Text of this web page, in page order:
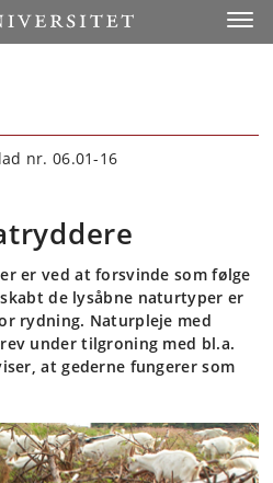
nr. 06.01-16
er ved at forsvinde som følge
de lysåbne naturtyper er
rydning. Naturpleje med
under tilgroning med bl.a.
at gederne fungerer som